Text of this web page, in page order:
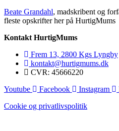
Beate Grandahl, madskribent og
fleste opskrifter her på HurtigMums
Kontakt HurtigMums
Frem 13, 2800 Kgs Lyngby
kontakt@hurtigmums.dk
CVR: 45666220
Youtube
Facebook Instagram
Cookie og privatlivspolitik